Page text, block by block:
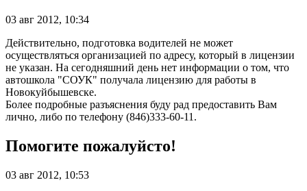
03 авг 2012, 10:34
Действительно, подготовка водителей не может
осуществляться организацией по адресу, который в лицензии
не указан. На сегодняшний день нет информации о том, что
автошкола "СОУК" получала лицензию для работы в
Новокуйбышевске.
Более подробные разъяснения буду рад предоставить Вам
лично, либо по телефону (846)333-60-11.
Помогите пожалуйсто!
03 авг 2012, 10:53